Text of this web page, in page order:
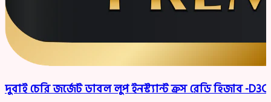
দুবাই চেরি জর্জেট ডাবল লুপ ইনস্ট্যান্ট ক্রস রেডি হিজাব -